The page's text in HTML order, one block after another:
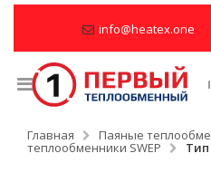
info@heatex.one
Главная Паяные
теплообменники SWEP Тип